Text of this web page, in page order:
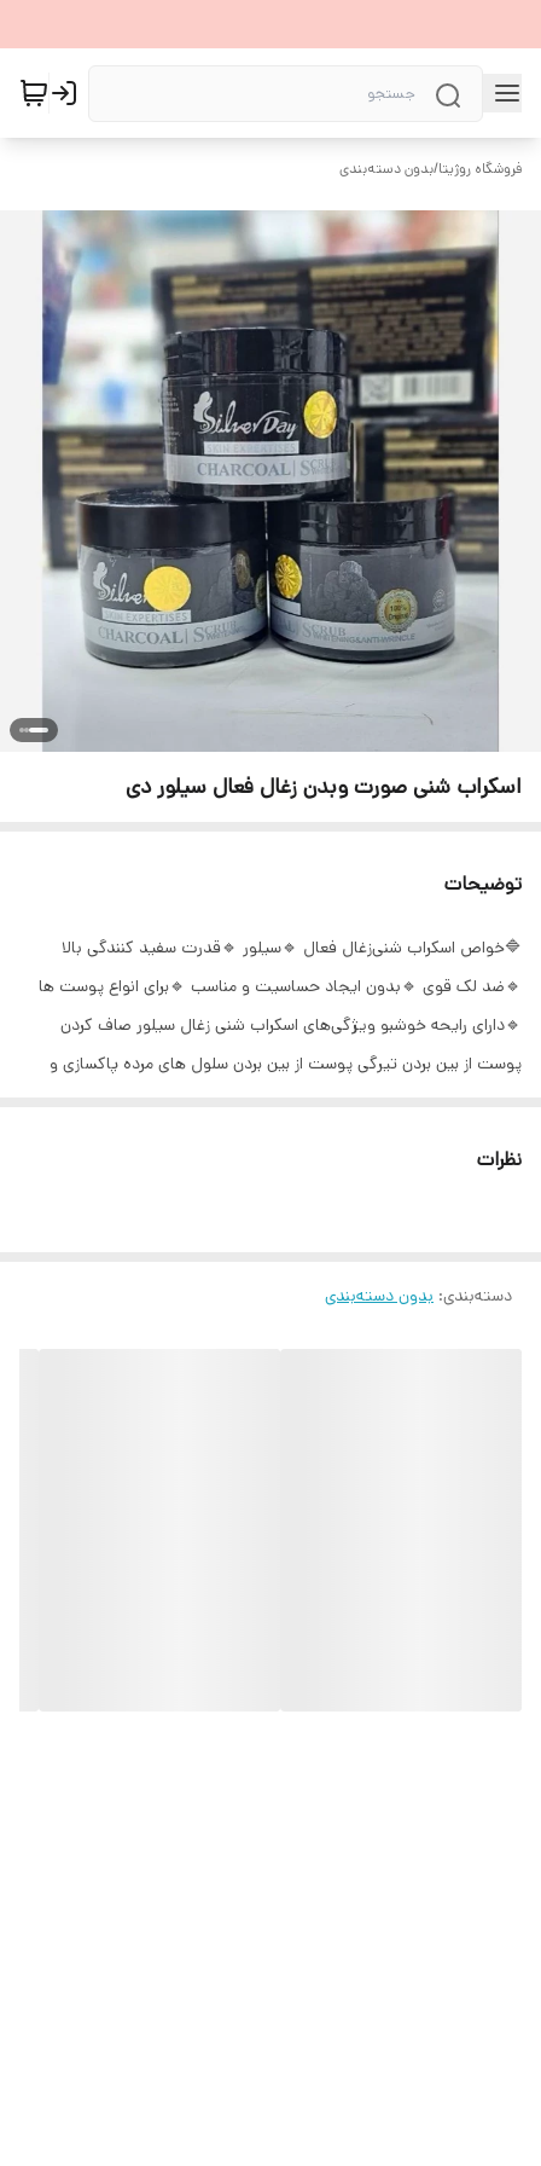
فروشگاه روژیتا/بدون دسته‌بندی
اسکراب شنی صورت وبدن زغال فعال سیلور دی
توضیحات
🔷خواص اسکراب شنی‌زغال فعال 🔹سیلور 🔹قدرت سفید کنندگی بالا
🔹ضد لک قوی 🔹بدون ایجاد حساسیت و مناسب 🔹برای انواع پوست ها
🔹دارای رایحه خوشبو ویژگی‌های اسکراب شنی زغال سیلور صاف کردن
پوست از بین بردن تیرگی پوست از بین بردن سلول های مرده پاکسازی و
نظرات
دسته‌بندی: بدون دسته‌بندی